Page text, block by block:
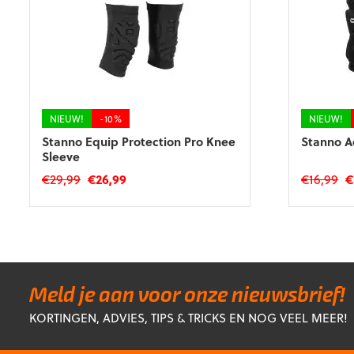
NIEUW! -10%
Stanno Equip Protection Pro Knee
Sleeve
€29,99 Oorspronkelijke
€26,99Huidige
Dit
Deze
optie
kan
NIEUW!
Stanno
€16,99 €
Dit
Deze
optie
kan
Meld je aan voor onze nieuwsbrief!
KORTINGEN, ADVIES, TIPS & TRICKS EN NOG VEEL MEER!